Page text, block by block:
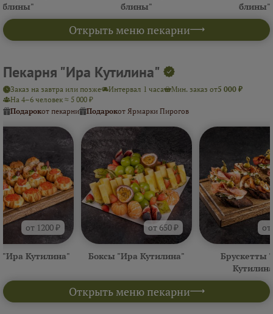
Открыть меню пекарни
блины"
блины"
блины"
Пекарня "Ира Кутилина"
Открыть меню пекарни
Заказ на завтра или позже Интервал 1 часа Мин. заказ от5 000 ₽
На 4–6 человек ≈ 5 000 ₽
Подарокот пекарни Подарокот Ярмарки Пирогов
от 1200 ₽
"Ира Кутилина"
от 650 ₽
Боксы "Ира Кутилина"
Брускетты